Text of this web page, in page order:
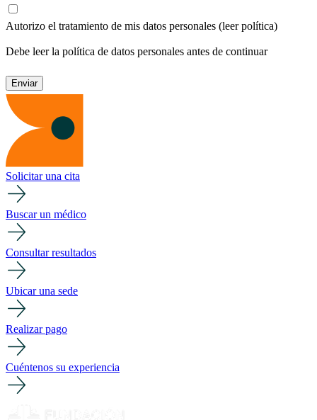
Autorizo el tratamiento de mis datos personales (leer política)
Debe leer la política de datos personales antes de continuar
Solicitar una cita
Buscar un médico
Consultar resultados
Ubicar una sede
Realizar pago
Cuéntenos su experiencia